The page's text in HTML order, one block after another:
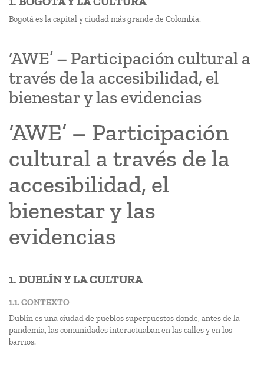
Bogotá es la capital y ciudad más grande de Colombia.
‘AWE’ – Participación cultural a
través de la accesibilidad, el
bienestar y las evidencias
‘AWE’ – Participación
cultural a través de la
accesibilidad, el
bienestar y las
evidencias
1. DUBLÍN Y LA CULTURA
1.1. CONTEXTO
Dublín es una ciudad de pueblos superpuestos donde, antes de la
pandemia, las comunidades interactuaban en las calles y en los
barrios.